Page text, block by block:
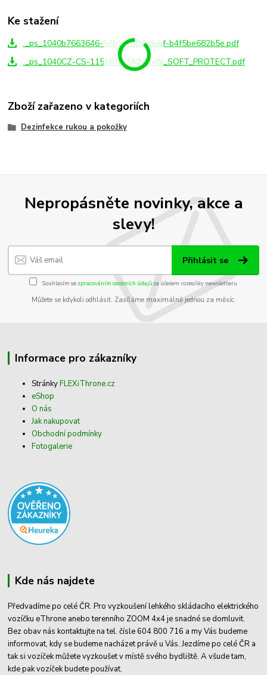
Ke stažení
_ps_1040b7663646-97b5-488d-8ebf-b4f5be682b5e.pdf
_ps_1040CZ-CS-115167E-SKINMAN_SOFT_PROTECT.pdf
Zboží zařazeno v kategoriích
Dezinfekce rukou a pokožky
Nepropásněte novinky, akce a
slevy!
Přihlásit se
Souhlasím se zpracováním osobních údajůza účelem rozesílky newsletteru.
Můžete se kdykoli odhlásit. Zasíláme maximálně jednou za měsíc.
Informace pro zákazníky
StránkyFLEXiThrone.cz
eShop
O nás
Jak nakupovat
Obchodní podmínky
Fotogalerie
Kde nás najdete
Předvadíme po celé ČR. Pro vyzkoušení lehkého skládacího elektrického
vozíčku eThrone anebo terenního ZOOM 4x4 je snadné se domluvit.
Bez obav nás kontaktujte na tel. čísle 604 800 716 a my Vás budeme
informovat, kdy se budeme nacházet právě u Vás. Jezdíme po celé ČR a
tak si vozíček můžete vyzkoušet v místě svého bydliště. A všude tam,
kde pak vozíček budete používat.